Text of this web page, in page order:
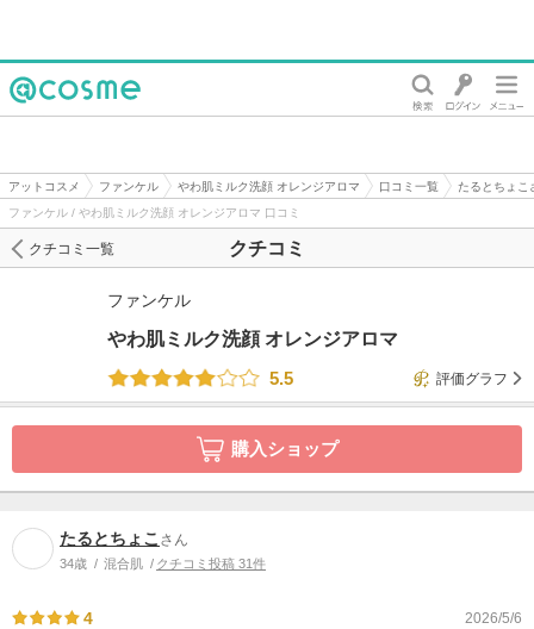
アットコスメ ファンケル やわ肌ミルク洗顔 オレンジアロマ 口コミ一覧
たるとちょこ
ファンケル / やわ肌ミルク洗顔 オレンジアロマ 口コミ
クチコミ
クチコミ一覧
ファンケル
やわ肌ミルク洗顔 オレンジアロマ
5.5
評価グラフ
購入ショップ
たるとちょこ さん
34歳 混合肌 クチコミ投稿 31件
4 2026/5/6